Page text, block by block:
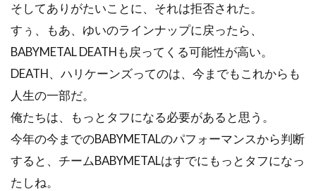
そしてありがたいことに、それは拒否された。
すぅ、もあ、ゆいのラインナップに戻ったら、
BABYMETAL DEATHも戻ってくる可能性が高い。
DEATH、ハリケーンズってのは、今までもこれからも
人生の一部だ。
俺たちは、もっとタフになる必要があると思う。
今年の今までのBABYMETALのパフォーマンスから判断
すると、チームBABYMETALはすでにもっとタフになっ
たしね。